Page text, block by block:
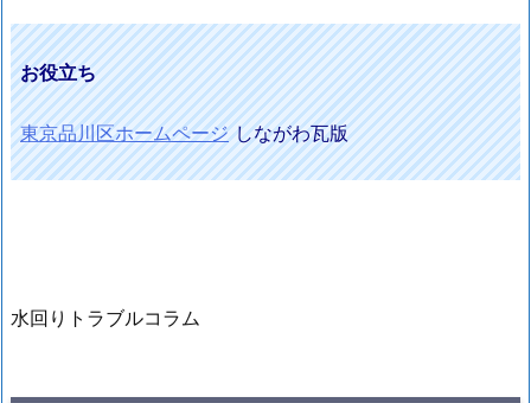
お役立ち
東京品川区ホームページしながわ瓦版
水回りトラブルコラム